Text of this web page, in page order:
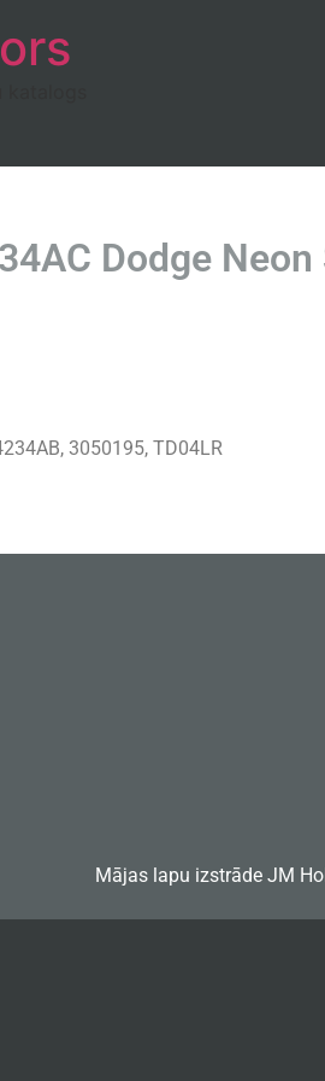
Dodge Neon
3050195, TD04LR
Mājas lapu izstrāde JM